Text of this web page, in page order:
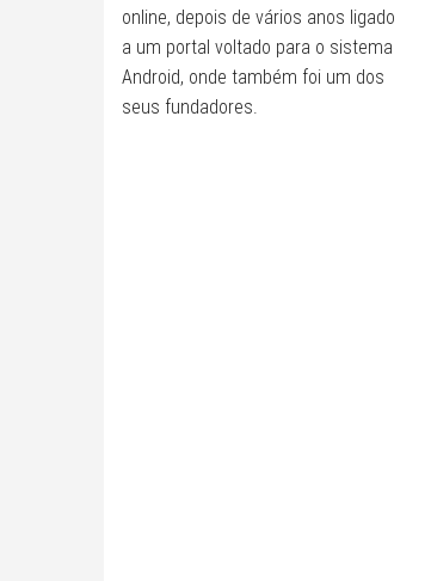
online, depois de vários anos ligado
a um portal voltado para o sistema
Android, onde também foi um dos
seus fundadores.